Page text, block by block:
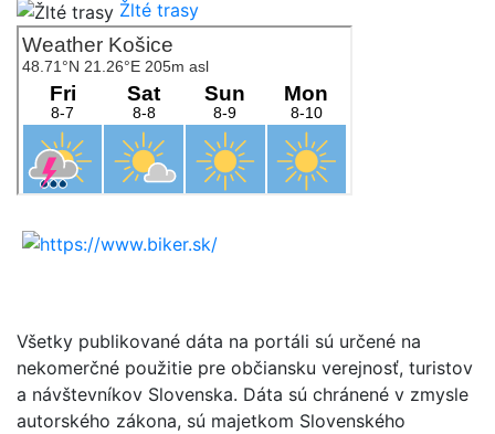
Žlté trasy
Všetky publikované dáta na portáli sú určené na
nekomerčné použitie pre občiansku verejnosť, turistov
a návštevníkov Slovenska. Dáta sú chránené v zmysle
autorského zákona, sú majetkom Slovenského